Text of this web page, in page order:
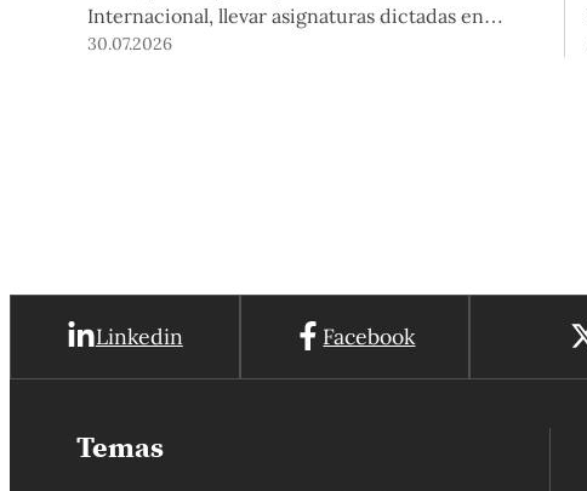
Internacional, llevar asignaturas dictadas en
inglés, y acceder a módulos COIL junto con
30.07.2026
Linkedin Facebook
Temas